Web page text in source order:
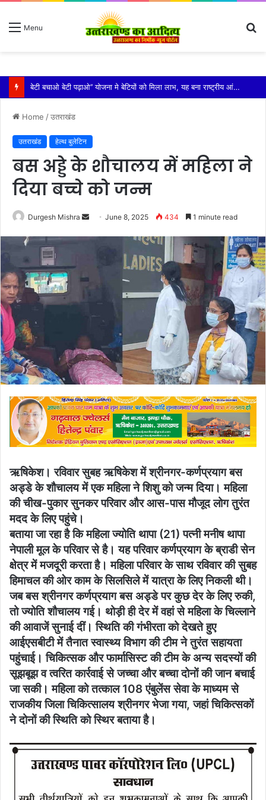
Menu
विशिष्ट पहचान बना रही है आदि कैलाश परिक्रमा: महाराज
Home /उतराखंड
उतराखंड हेल्थ बुलेटिन
बस अड्डे के शौचालय में महिला ने
दिया बच्चे को जन्म
Durgesh Mishra
Send June 8, 2025 434 1 minute read
ऋषिकेश। रविवार सुबह ऋषिकेश में श्रीनगर-कर्णप्रयाग बस
अड्डे के शौचालय में एक महिला ने शिशु को जन्म दिया। महिला
की चीख-पुकार सुनकर परिवार और आस-पास मौजूद लोग तुरंत
मदद के लिए पहुंचे।
बताया जा रहा है कि महिला ज्योति थापा (21) पत्नी मनीष थापा
नेपाली मूल के परिवार से है। यह परिवार कर्णप्रयाग के ब्राडी सेन
क्षेत्र में मजदूरी करता है। महिला परिवार के साथ रविवार की सुबह
हिमाचल की ओर काम के सिलसिले में यात्रा के लिए निकली थी।
जब बस श्रीनगर कर्णप्रयाग बस अड्डे पर कुछ देर के लिए रुकी,
तो ज्योति शौचालय गई। थोड़ी ही देर में वहां से महिला के चिल्लाने
की आवाजें सुनाई दीं। स्थिति की गंभीरता को देखते हुए
आईएसबीटी में तैनात स्वास्थ्य विभाग की टीम ने तुरंत सहायता
पहुंचाई। चिकित्सक और फार्मासिस्ट की टीम के अन्य सदस्यों की
सूझबूझ व त्वरित कार्रवाई से जच्चा और बच्चा दोनों की जान बचाई
जा सकी। महिला को तत्काल 108 एंबुलेंस सेवा के माध्यम से
राजकीय जिला चिकित्सालय श्रीनगर भेजा गया, जहां चिकित्सकों
ने दोनों की स्थिति को स्थिर बताया है।